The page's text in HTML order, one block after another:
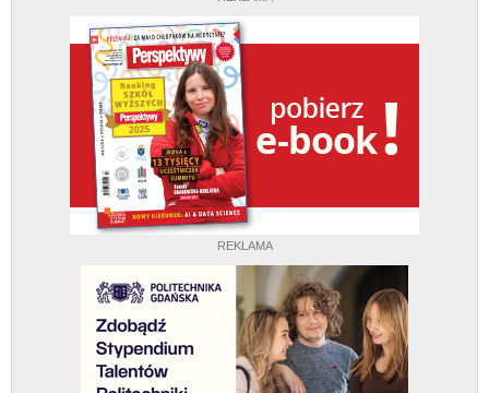
REKLAMA